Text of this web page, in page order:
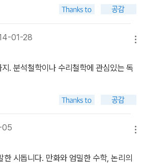
01-28
. 분석철학이나 수리철학에 관심있는 독
05
시돕니다. 만화와 엄밀한 수학, 논리의